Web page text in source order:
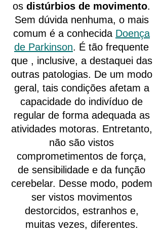
os distúrbios de movimento.
Sem dúvida nenhuma, o mais
comum é a conhecida Doença
de Parkinson. É tão frequente
que , inclusive, a destaquei das
outras patologias. De um modo
geral, tais condições afetam a
capacidade do indivíduo de
regular de forma adequada as
atividades motoras. Entretanto,
não são vistos
comprometimentos de força,
de sensibilidade e da função
cerebelar. Desse modo, podem
ser vistos movimentos
destorcidos, estranhos e,
muitas vezes, diferentes.